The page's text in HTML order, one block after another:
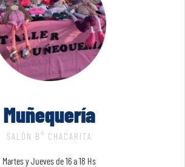
Muñequería
SALÓN B° CHACARITA
Martes y Jueves de 16 a 18 Hs